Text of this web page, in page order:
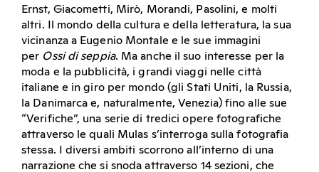
Ernst, Giacometti, Mirò, Morandi, Pasolini, e molti
altri. Il mondo della cultura e della letteratura, la sua
vicinanza a Eugenio Montale e le sue immagini
per Ossi di seppia. Ma anche il suo interesse per la
moda e la pubblicità, i grandi viaggi nelle città
italiane e in giro per mondo (gli Stati Uniti, la Russia,
la Danimarca e, naturalmente, Venezia) fino alle sue
“Verifiche”, una serie di tredici opere fotografiche
attraverso le quali Mulas s’interroga sulla fotografia
stessa. I diversi ambiti scorrono all’interno di una
narrazione che si snoda attraverso 14 sezioni, che